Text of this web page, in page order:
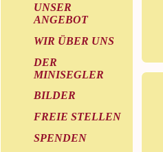
UNSER
ANGEBOT
WIR ÜBER UNS
DER
MINISEGLER
BILDER
FREIE STELLEN
SPENDEN